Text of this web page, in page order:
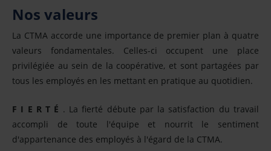
Nos valeurs
La CTMA accorde une importance de premier plan à quatre
valeurs fondamentales. Celles-ci occupent une place
privilégiée au sein de la coopérative, et sont partagées par
tous les employés en les mettant en pratique au quotidien.
F I E R T É . La fierté débute par la satisfaction du travail
accompli de toute l'équipe et nourrit le sentiment
d'appartenance des employés à l'égard de la CTMA.